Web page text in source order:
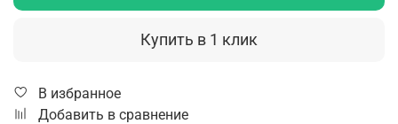
Купить в 1 клик
В избранное
Добавить в сравнение